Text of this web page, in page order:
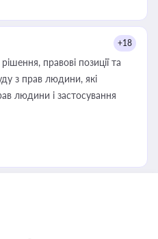
+18
правові позиції та
з прав людини, які
людини і застосування